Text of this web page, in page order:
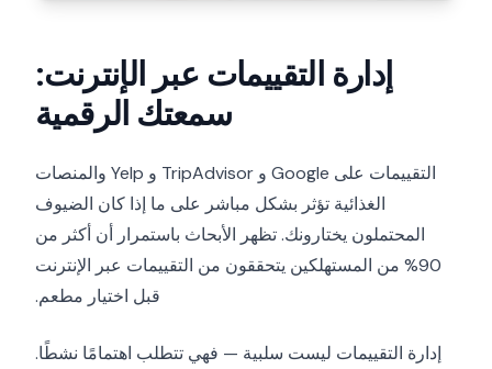
إدارة التقييمات عبر الإنترنت:
سمعتك الرقمية
التقييمات على Google و TripAdvisor و Yelp والمنصات
الغذائية تؤثر بشكل مباشر على ما إذا كان الضيوف
المحتملون يختارونك. تظهر الأبحاث باستمرار أن أكثر من
90% من المستهلكين يتحققون من التقييمات عبر الإنترنت
قبل اختيار مطعم.
إدارة التقييمات ليست سلبية — فهي تتطلب اهتمامًا نشطًا.